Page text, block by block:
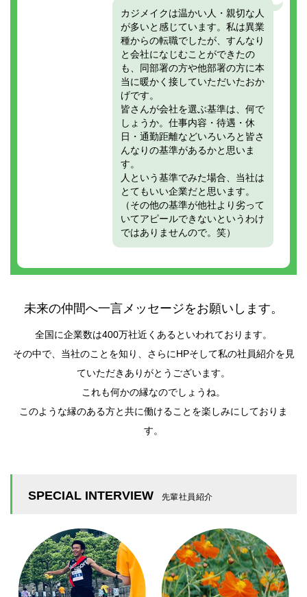
カジメイクは温かい人・親切な人
が多いと感じています。私は異業
種からの転職でしたが、すんなり
と会社になじむことができたの
も、同部署の方や他部署の方に本
当に暖かく接していただいたおか
げです。
皆さんが会社を選ぶ基準は、何で
しょうか。仕事内容・待遇・休
日・通勤距離などいろいろと皆さ
んなりの基準があるかと思いま
す。
人という基準でみた場合、当社は
とてもいい企業だと思います。
（その他の基準が他社より劣って
いてアピールできないというわけ
ではありませんので。笑）
未来の仲間へ一言メッセージをお願いします。
全国に企業数は400万社近くあるといわれております。
その中で、当社のことを知り、さらにHPそして私の社員紹介を見
ていただきありがとうございます。
これも何かの縁なのでしょうね。
このような縁のある方と共に働けることを楽しみにしておりま
す。
SPECIAL INTERVIEW 先輩社員紹介